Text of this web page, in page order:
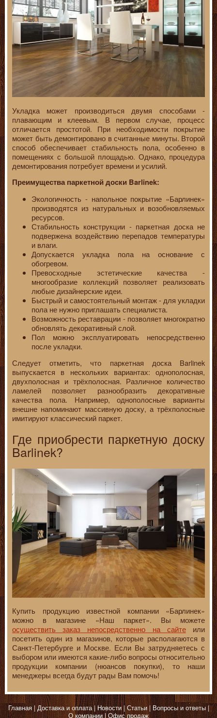
Укладка может производиться двумя способами -
плавающим и клеевым. В первом случае, процесс
отличается простотой. При необходимости покрытие
может быть демонтировано в считанные минуты. Второй
способ обеспечивает стабильность пола, особенно в
помещениях с большой площадью. Однако, процедура
демонтирования потребует времени и усилий.
Преимущества паркетной доски Barlinek:
Экологичность - напольное покрытие «Барлинек»
производятся из натуральных и возобновляемых
ресурсов.
Стабильность конструкции - паркетная доска не
подвержена воздействию перепадов температуры
и влаги.
Допускается укладка пола на основание с
обогревом.
Превосходные эстетические качества -
многообразие коллекций позволяет реализовать
любые дизайнерские идеи.
Быстрый и самостоятельный монтаж - для укладки
пола не нужно приглашать специалиста.
Возможность реставрации - позволяет многократно
обновлять декоративный слой.
Пол можно эксплуатировать непосредственно
после укладки.
Следует отметить, что паркетная доска Barlinek
выпускается в нескольких вариантах: однополосная,
двухполосная и трёхполосная. Различное количество
ламелей позволяет разнообразить декоративные
качества пола. Например, однополосные варианты
внешне напоминают массивную доску, а трёхполосные
имитируют классический паркет.
Где приобрести паркетную доску
Barlinek?
Купить продукцию известной компании «Барлинек»
можно в магазине «Наш паркет». Вы можете
осуществить заказ непосредственно на сайтеили
посетить один из магазинов, которые располагаются в
Санкт-Петербурге и Москве. Если Вы затрудняетесь с
выбором или имеются какие-либо вопросы относительно
продукции компании (нюансов покупки), то наши
менеджеры всегда будут рады Вам помочь!
Главная Доставка и оплата Новости Статьи
Вопросы и ответы
О компании Офис продаж